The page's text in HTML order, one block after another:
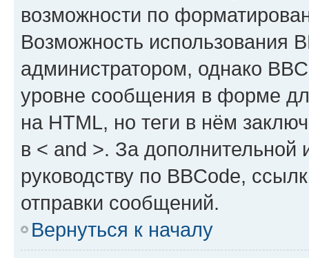
возможности по
Возможность использования
администратором, однако
уровне сообщения в форме
на HTML, но теги в нём
в < and >. За
руководству по BBCode,
отправки сообщений.
Вернуться к началу